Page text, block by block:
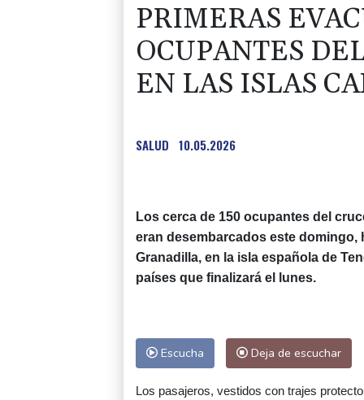
PRIMERAS
OCUPANTES
EN LAS ISLAS
SALUD 10.05.2026
Los cerca de 150 ocupantes del
eran desembarcados este
Granadilla, en la isla española de
países que finalizará el lunes.
Escucha Deja de escuchar
Los pasajeros, vestidos con trajes